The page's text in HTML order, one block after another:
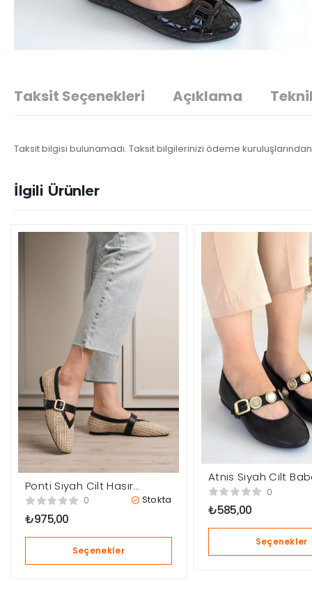
Taksit Seçenekleri Açıklama
Taksit bilgisi bulunamadı. Taksit bilgilerinizi ödeme
İlgili Ürünler
Ponti Siyah Cilt Hasır
Detaylı Babet Ayakkabı
0 Stokta
₺975,00
Seçenekler
Atnis Siyah Cilt
Ayakkabı
0
₺585,00
Seçenekler